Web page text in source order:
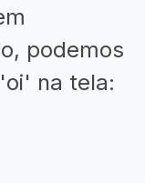
podemos
na tela: